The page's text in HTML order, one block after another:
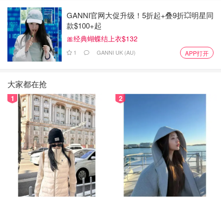
GANNI官网大促升级！5折起+叠9折💥明星同
款$100+起
🎀经典蝴蝶结上衣$132
1 GANNI UK (AU) APP打开
大家都在抢
1 2